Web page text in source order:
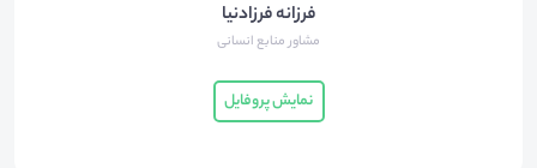
فرزانه فرزادنیا
مشاور منابع انسانی
نمایش پروفایل